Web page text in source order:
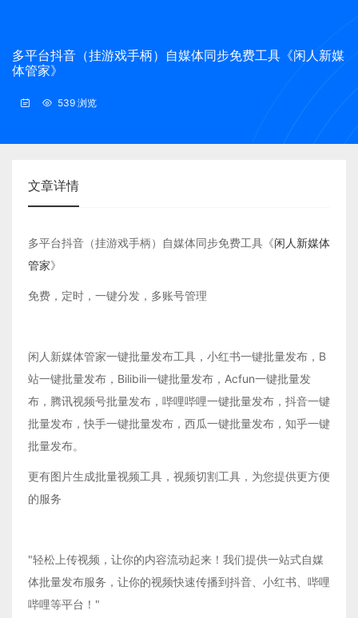
多平台抖音（挂游戏手柄）自媒体同步免费工具《闲人新媒
体管家》
539 浏览
文章详情
多平台抖音（挂游戏手柄）自媒体同步免费工具《闲人新媒体
管家》
免费，定时，一键分发，多账号管理
闲人新媒体管家一键批量发布工具，小红书一键批量发布，B
站一键批量发布，Bilibili一键批量发布，Acfun一键批量发
布，腾讯视频号批量发布，哔哩哔哩一键批量发布，抖音一键
批量发布，快手一键批量发布，西瓜一键批量发布，知乎一键
批量发布。
更有图片生成批量视频工具，视频切割工具，为您提供更方便
的服务
"轻松上传视频，让你的内容流动起来！我们提供一站式自媒
体批量发布服务，让你的视频快速传播到抖音、小红书、哔哩
哔哩等平台！"